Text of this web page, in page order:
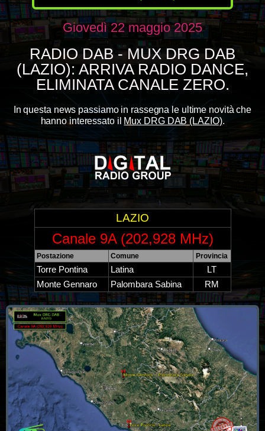
Giovedì 22 maggio 2025
RADIO DAB - MUX DRG DAB
(LAZIO): ARRIVA RADIO DANCE,
ELIMINATA CANALE ZERO.
In questa news passiamo in rassegna le ultime novità che
hanno interessato il Mux DRG DAB (LAZIO).
LAZIO
Canale 9A (202,928 MHz)
Postazione Comune Provincia
Torre Pontina Latina
LT
Monte Gennaro
Palombara Sabina RM